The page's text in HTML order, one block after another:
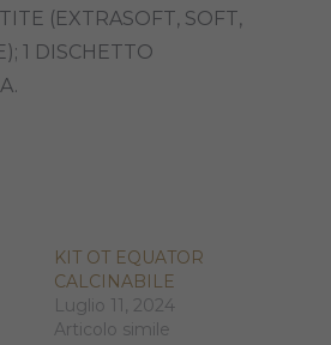
(EXTRASOFT, SOFT,
1 DISCHETTO
KIT OT EQUATOR
CALCINABILE
Luglio 11, 2024
Articolo simile